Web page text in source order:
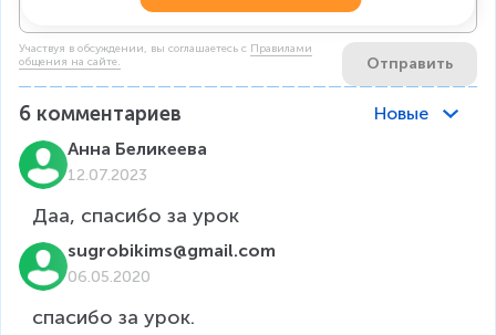
Участвуя в обсуждении, вы соглашаетесь c Правилами
общения на сайте.
Отправить
6 комментариев
Новые
Анна Беликеева
12.07.2023
Даа, спасибо за урок
sugrobikims@gmail.com
06.05.2020
спасибо за урок.